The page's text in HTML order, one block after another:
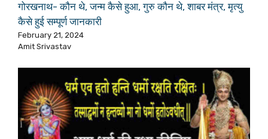
गोरखनाथ- कौन थे, जन्म कैसे हुआ, गुरु कौन थे, शाबर मंत्र, मृत्यु
कैसे हुई सम्पूर्ण जानकारी
February 21, 2024
Amit Srivastav